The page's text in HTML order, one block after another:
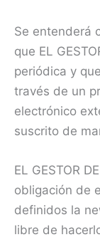
Se entenderá
que EL
periódica y
través de un
electrónico
suscrito de
EL GESTOR
obligación de
definidos la
libre de